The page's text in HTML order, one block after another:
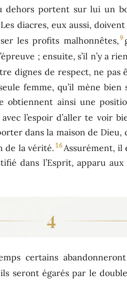
dehors portent sur lui un
Les diacres, eux aussi,
les profits malhonnêtes,9
; ensuite, s’il n’y a
dignes de respect, ne pas
femme, qu’il mène
ainsi une
avec l’espoir d’aller te voir
dans la maison de Dieu,
de la vérité. 16 Assurément, il
dans l’Esprit, apparu
4
certains
ils seront égarés par le